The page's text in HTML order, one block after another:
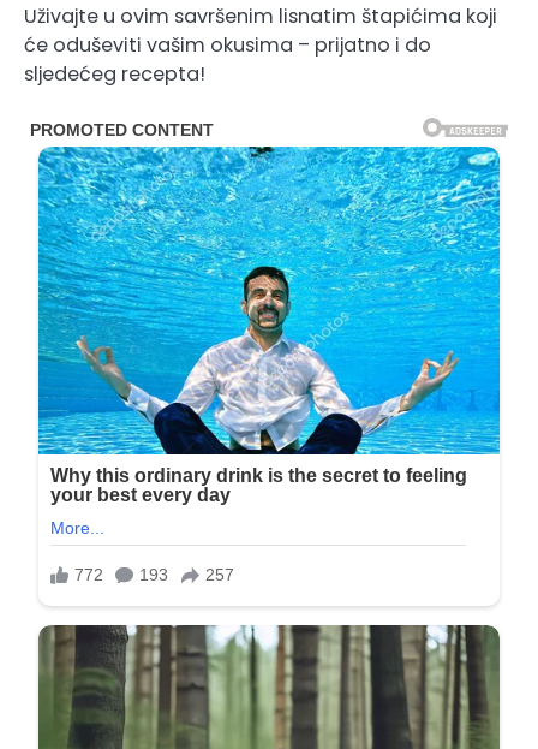
Uživajte u ovim savršenim lisnatim štapićima koji
će oduševiti vašim okusima – prijatno i do
sljedećeg recepta!